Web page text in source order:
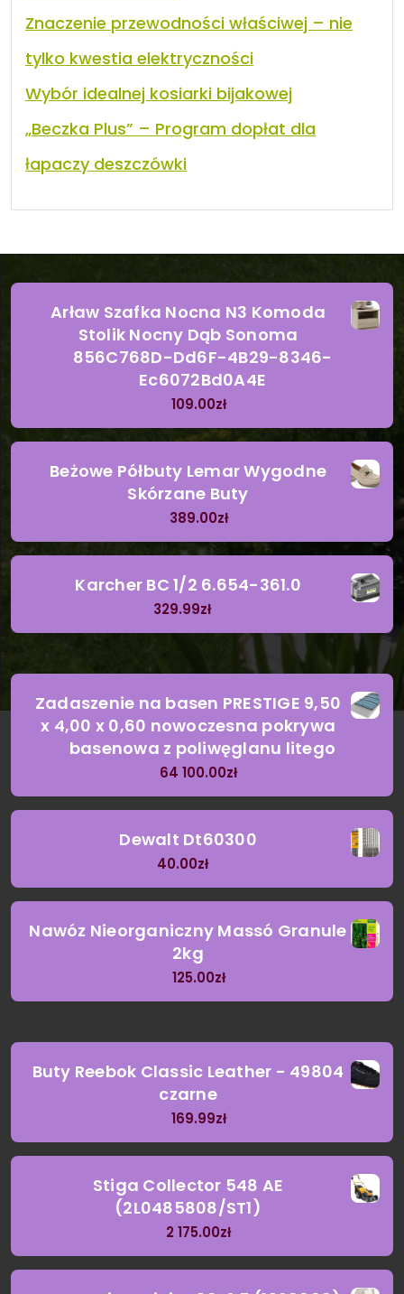
Znaczenie przewodności właściwej – nie
tylko kwestia elektryczności
Wybór idealnej kosiarki bijakowej
„Beczka Plus” – Program dopłat dla
łapaczy deszczówki
Arław Szafka Nocna N3 Komoda
Stolik Nocny Dąb Sonoma
856C768D-Dd6F-4B29-8346-
Ec6072Bd0A4E
109.00zł
Beżowe Półbuty Lemar Wygodne
Skórzane Buty
389.00zł
Karcher BC 1/2 6.654-361.0
329.99zł
Zadaszenie na basen PRESTIGE 9,50
x 4,00 x 0,60 nowoczesna pokrywa
basenowa z poliwęglanu litego
64 100.00zł
Dewalt Dt60300
40.00zł
Nawóz Nieorganiczny Massó Granule
2kg
125.00zł
Buty Reebok Classic Leather - 49804
czarne
169.99zł
Stiga Collector 548 AE
(2L0485808/ST1)
2 175.00zł